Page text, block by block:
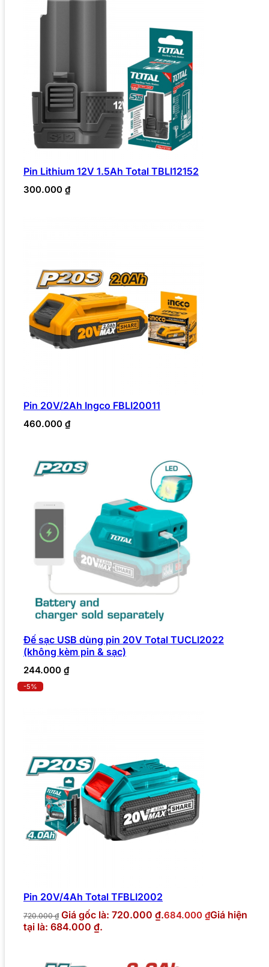
Pin Lithium 12V 1.5Ah Total TBLI12152
300.000 ₫
Pin 20V/2Ah Ingco FBLI20011
460.000 ₫
Đế sạc USB dùng pin 20V Total TUCLI2022
(không kèm pin & sạc)
244.000 ₫
-5%
Pin 20V/4Ah Total TFBLI2002
720.000₫ Giá gốc là: 720.000 ₫.684.000 ₫Giá hiện
tại là: 684.000 ₫.